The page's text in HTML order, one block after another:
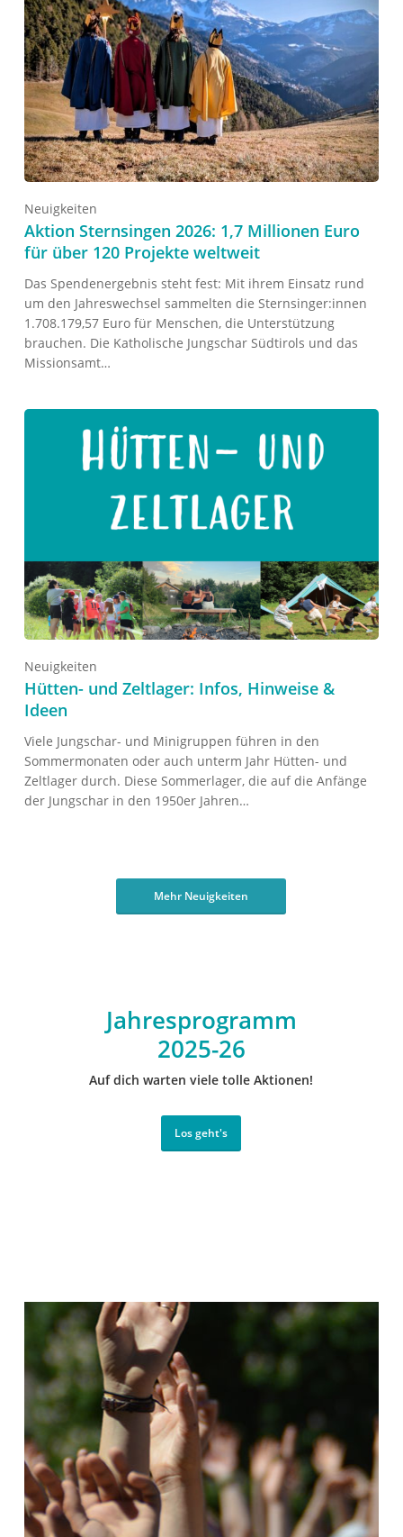
Neuigkeiten
Aktion Sternsingen 2026: 1,7 Millionen Euro
für über 120 Projekte weltweit
Das Spendenergebnis steht fest: Mit ihrem Einsatz rund
um den Jahreswechsel sammelten die Sternsinger:innen
1.708.179,57 Euro für Menschen, die Unterstützung
brauchen. Die Katholische Jungschar Südtirols und das
Missionsamt…
Neuigkeiten
Hütten- und Zeltlager: Infos, Hinweise &
Ideen
Viele Jungschar- und Minigruppen führen in den
Sommermonaten oder auch unterm Jahr Hütten- und
Zeltlager durch. Diese Sommerlager, die auf die Anfänge
der Jungschar in den 1950er Jahren…
Mehr Neuigkeiten
Jahresprogramm
2025-26
Auf dich warten viele tolle Aktionen!
Los geht's